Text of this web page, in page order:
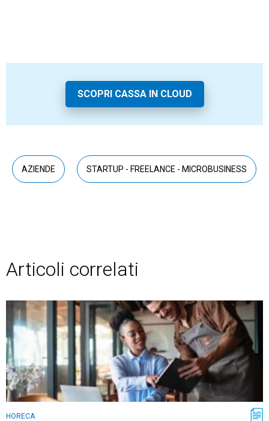
SCOPRI CASSA IN CLOUD
AZIENDE STARTUP - FREELANCE - MICROBUSINESS
Articoli correlati
HORECA